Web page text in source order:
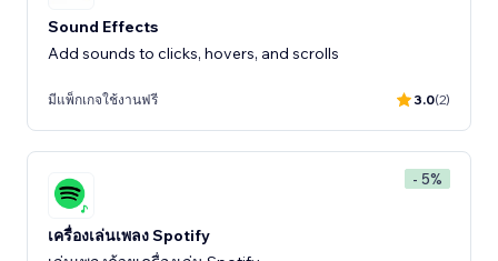
Sound Effects
Add sounds to clicks, hovers, and scrolls
มีแพ็กเกจใช้งานฟรี 3.0(2)
- 5%
เครื่องเล่นเพลง Spotify